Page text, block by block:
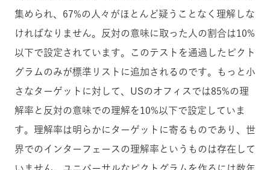
集められ、67%の人々がほとんど疑うことなく理解しな
ければなりません。反対の意味に取った人の割合は10%
以下で設定されています。このテストを通過したピクト
グラムのみが標準リストに追加されるのです。もっと小
さなターゲットに対して、USのオフィスでは85%の理
解率と反対の意味での理解を10%以下で設定していま
す。理解率は明らかにターゲットに寄るものであり、世
界でのインターフェースの理解率というものは存在して
いません。ユニバーサルなピクトグラムを作るには数年